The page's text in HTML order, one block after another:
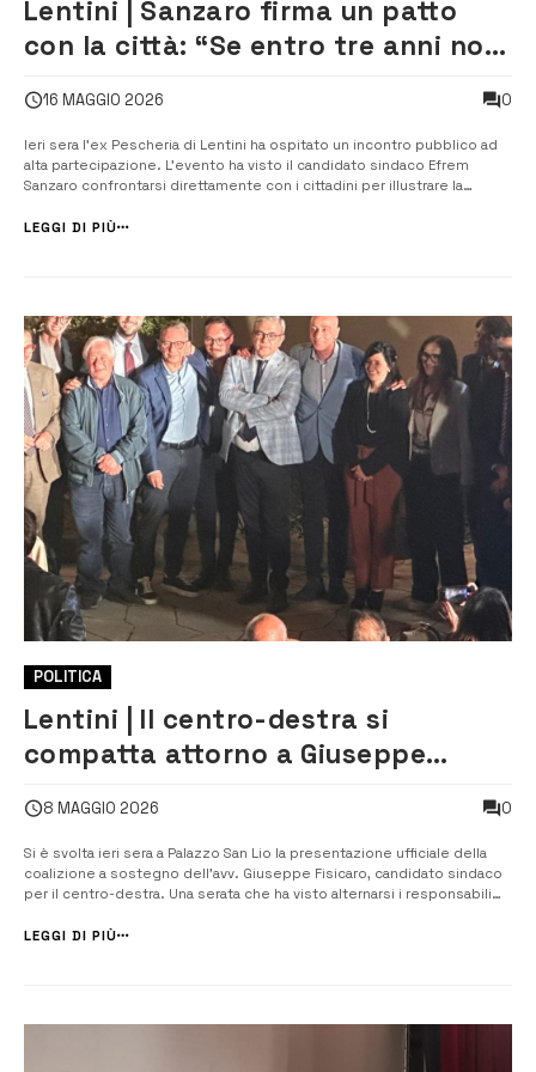
Lentini | Sanzaro firma un patto
con la città: “Se entro tre anni non
mi dimetto”
16 MAGGIO 2026 0
Ieri sera l’ex Pescheria di Lentini ha ospitato un incontro pubblico ad
alta partecipazione. L’evento ha visto il candidato sindaco Efrem
Sanzaro confrontarsi direttamente con i cittadini per illustrare la
stata Maria Adagio, esponente di Antudo-Terra, la quale ha delin...
LEGGI DI PIÙ
POLITICA
Lentini | Il centro-destra si
compatta attorno a Giuseppe
ufficiale a Palazzo San Lio
8 MAGGIO 2026 0
Si è svolta ieri sera a Palazzo San Lio la presentazione ufficiale della
coalizione a sostegno dell’avv. Giuseppe Fisicaro, candidato sindaco
per il centro-destra. Una serata che ha visto alternarsi i responsabili
riconoscere a Fisicaro la capacità di fungere da “cernie...
LEGGI DI PIÙ